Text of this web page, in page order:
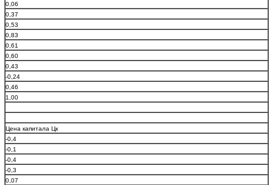
0,06
0,37
0,53
0,83
0,61
0,60
0,43
-0,24
0,46
1,00
Цена капитала Цк
-0,4
-0,1
-0,4
-0,3
0,07